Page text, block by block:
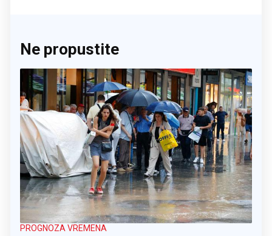
Ne propustite
PROGNOZA VREMENA